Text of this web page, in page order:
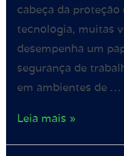
cabeça da proteção
tecnologia, muitas
desempenha um
segurança de
em ambientes de …
Leia mais »